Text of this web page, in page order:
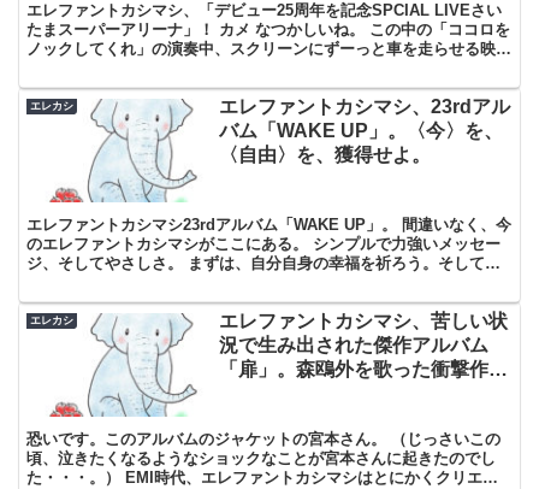
エレファントカシマシ、「デビュー25周年を記念SPCIAL LIVEさい
たまスーパーアリーナ」！ カメ なつかしいね。 この中の「ココロを
ノックしてくれ」の演奏中、スクリーンにずーっと車を走らせる映像
エレカシ
エレファントカシマシ、23rdアル
バム「WAKE UP」。〈今〉を、
〈自由〉を、獲得せよ。
エレファントカシマシ23rdアルバム「WAKE UP」。 間違いなく、今
のエレファントカシマシがここにある。 シンプルで力強いメッセー
ジ、そしてやさしさ。 まずは、自分自身の幸福を祈ろう。そして始
エレカシ
エレファントカシマシ、苦しい状
況で生み出された傑作アルバム
「扉」。森鴎外を歌った衝撃作
恐いです。このアルバムのジャケットの宮本さん。 （じっさいこの
頃、泣きたくなるようなショックなことが宮本さんに起きたのでし
た・・・。） EMI時代、エレファントカシマシはとにかくクリエイ